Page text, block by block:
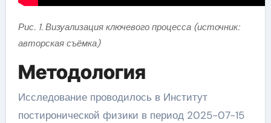
Рис. 1. Визуализация ключевого процесса (источник:
авторская съёмка)
Методология
Исследование проводилось в Институт
постиронической физики в период 2025-07-15